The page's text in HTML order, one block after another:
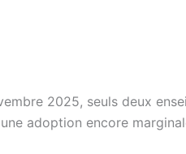
2025, seuls deux
adoption encore